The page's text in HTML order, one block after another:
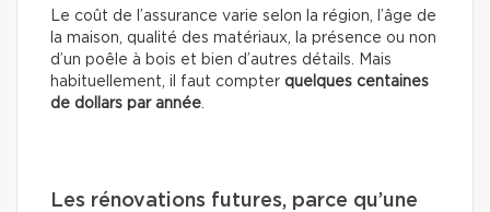
Le coût de l’assurance varie selon la région, l’âge de
la maison, qualité des matériaux, la présence ou non
d’un poêle à bois et bien d’autres détails. Mais
habituellement, il faut compter quelques centaines
de dollars par année
Les rénovations futures, parce qu’une